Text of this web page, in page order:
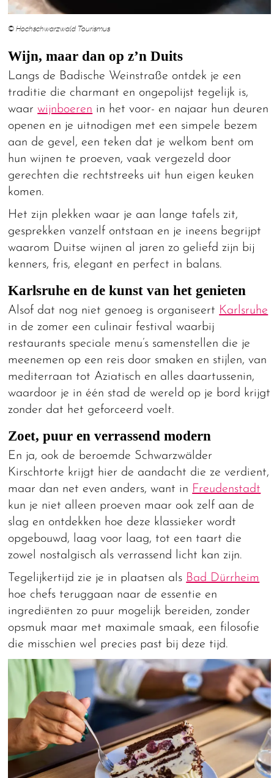
© Hochschwarzwald Tourismus
Wijn, maar dan op z’n Duits
Langs de Badische Weinstraße ontdek je een
traditie die charmant en ongepolijst tegelijk is,
waarwijnboeren in het voor- en najaar hun deuren
openen en je uitnodigen met een simpele bezem
aan de gevel, een teken dat je welkom bent om
hun wijnen te proeven, vaak vergezeld door
gerechten die rechtstreeks uit hun eigen keuken
komen.
Het zijn plekken waar je aan lange tafels zit,
gesprekken vanzelf ontstaan en je ineens begrijpt
waarom Duitse wijnen al jaren zo geliefd zijn bij
kenners, fris, elegant en perfect in balans.
Karlsruhe en de kunst van het genieten
Alsof dat nog niet genoeg is organiseert Karlsruhe
in de zomer een culinair festival waarbij
restaurants speciale menu’s samenstellen die je
meenemen op een reis door smaken en stijlen, van
mediterraan tot Aziatisch en alles daartussenin,
waardoor je in één stad de wereld op je bord krijgt
zonder dat het geforceerd voelt.
Zoet, puur en verrassend modern
En ja, ook de beroemde Schwarzwälder
Kirschtorte krijgt hier de aandacht die ze verdient,
maar dan net even anders, want in Freudenstadt
kun je niet alleen proeven maar ook zelf aan de
slag en ontdekken hoe deze klassieker wordt
opgebouwd, laag voor laag, tot een taart die
zowel nostalgisch als verrassend licht kan zijn.
Tegelijkertijd zie je in plaatsen als Bad Dürrheim
hoe chefs teruggaan naar de essentie en
ingrediënten zo puur mogelijk bereiden, zonder
opsmuk maar met maximale smaak, een filosofie
die misschien wel precies past bij deze tijd.